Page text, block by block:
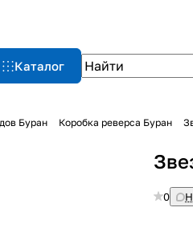
Каталог
Буран Коробка реверса Буран
0